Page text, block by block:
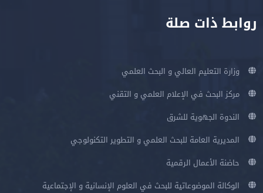
روابط ذات صلة
وزارة التعليم العالي و البحث العلمي
مركز البحث في الإعلام العلمي و التقني
الندوة الجهوية للشرق
المديرية العامة للبحث العلمي و التطوير التكنولوجي
حاضنة الأعمال الرقمية
الوكالة الموضوعاتية للبحث في العلوم الإنسانية و الإجتماعية